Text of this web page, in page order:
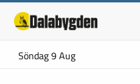
Söndag 9 Aug